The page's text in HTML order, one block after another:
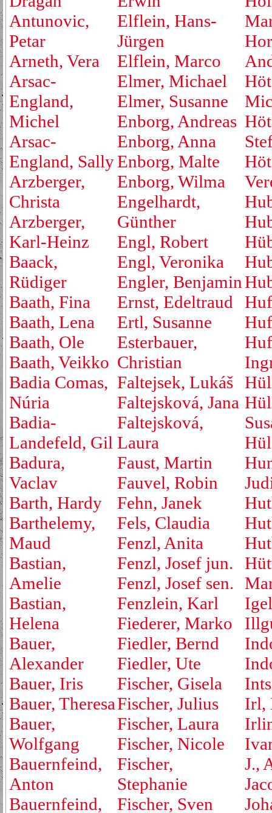
Antunovic,
Petar
Arneth, Vera
Arsac-
England,
Michel
Arsac-
England, Sally
Arzberger,
Christa
Arzberger,
Karl-Heinz
Baack,
Rüdiger
Baath, Fina
Baath, Lena
Baath, Ole
Baath, Veikko
Badia Comas,
Núria
Badia-
Landefeld, Gil
Badura,
Vaclav
Barth, Hardy
Barthelemy,
Maud
Bastian,
Amelie
Bastian,
Helena
Bauer,
Alexander
Bauer, Iris
Bauer, Theresa
Bauer,
Wolfgang
Bauernfeind,
Anton
Bauernfeind,
Elflein, Hans-
Jürgen
Elflein, Marco
Elmer, Michael
Elmer, Susanne
Enborg, Andreas
Enborg, Anna
Enborg, Malte
Enborg, Wilma
Engelhardt,
Günther
Engl, Robert
Engl, Veronika
Engler, Benjamin
Ernst, Edeltraud
Ertl, Susanne
Esterbauer,
Christian
Faltejsek, Lukáš
Faltejsková, Jana
Faltejsková,
Laura
Faust, Martin
Fauvel, Robin
Fehn, Janek
Fels, Claudia
Fenzl, Anita
Fenzl, Josef jun.
Fenzl, Josef sen.
Fenzlein, Karl
Fiederer, Marko
Fiedler, Bernd
Fiedler, Ute
Fischer, Gisela
Fischer, Julius
Fischer, Laura
Fischer, Nicole
Fischer,
Stephanie
Fischer, Sven
Irl,
J.,